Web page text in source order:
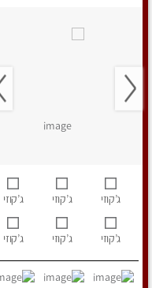
ג’קוזי ג’קוזי ג’קוזי
ג’קוזי ג’קוזי ג’קוזי